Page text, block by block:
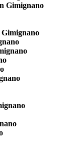
Gimignano
Gimignano